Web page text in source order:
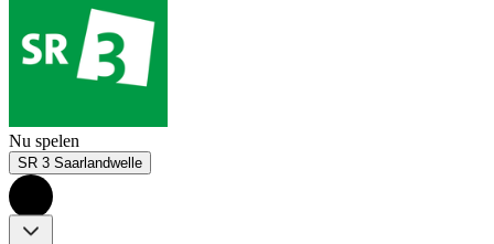
Nu spelen
SR 3 Saarlandwelle